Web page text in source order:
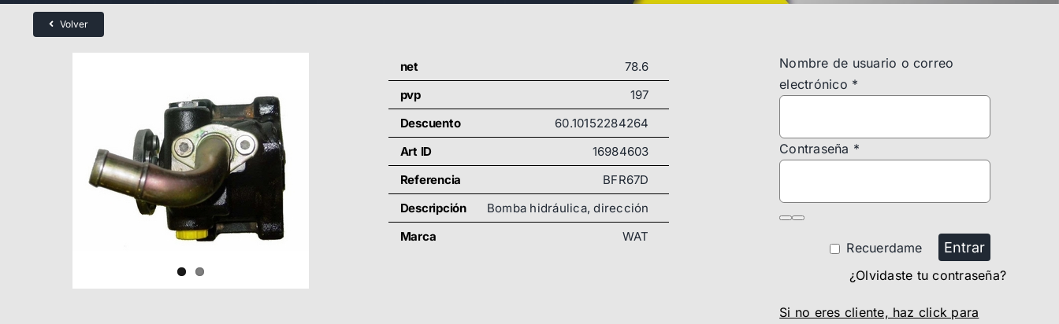
Volver
net
78.6
pvp
197
Descuento
60.10152284264
Art ID
16984603
Referencia
BFR67D
Descripción
Bomba hidráulica, dirección
Marca
WAT
Nombre de usuario o correo
electrónico *
Contraseña *
Recuerdame Entrar
¿Olvidaste tu contraseña?
Si no eres cliente, haz click para